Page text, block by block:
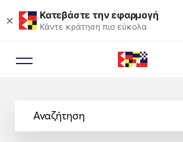
× Κατεβάστε την εφαρμογή
Κάντε κράτηση πιο εύκολα
Αναζήτηση